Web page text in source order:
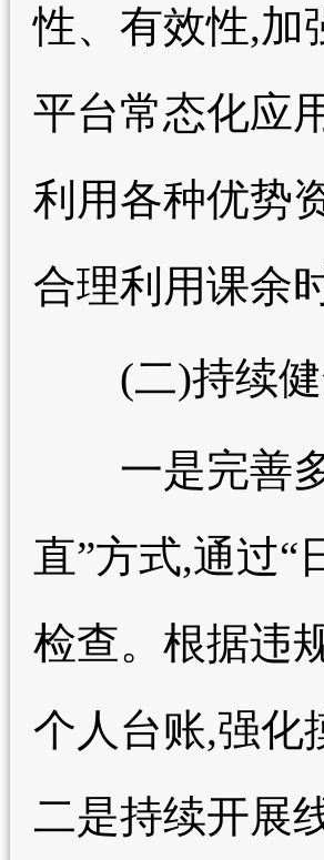
性、有效性,加
平台常态化应
利用各种优势
合理利用课余
(二)持续健
一是完善多
直”方式,通过“
检查。根据违
个人台账,强化
二是持续开展